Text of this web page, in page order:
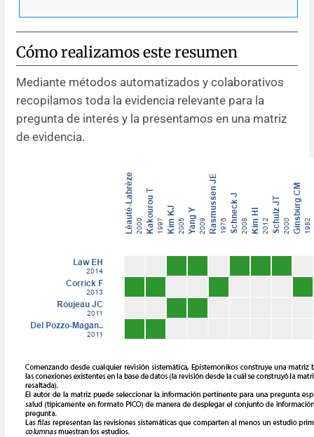
Cómo realizamos este resumen
Mediante métodos automatizados y colaborativos
recopilamos toda la evidencia relevante para la
pregunta de interés y la presentamos en una matriz
de evidencia.